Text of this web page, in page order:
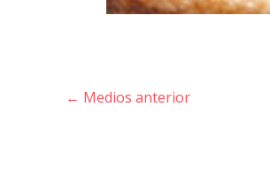
← Medios anterior